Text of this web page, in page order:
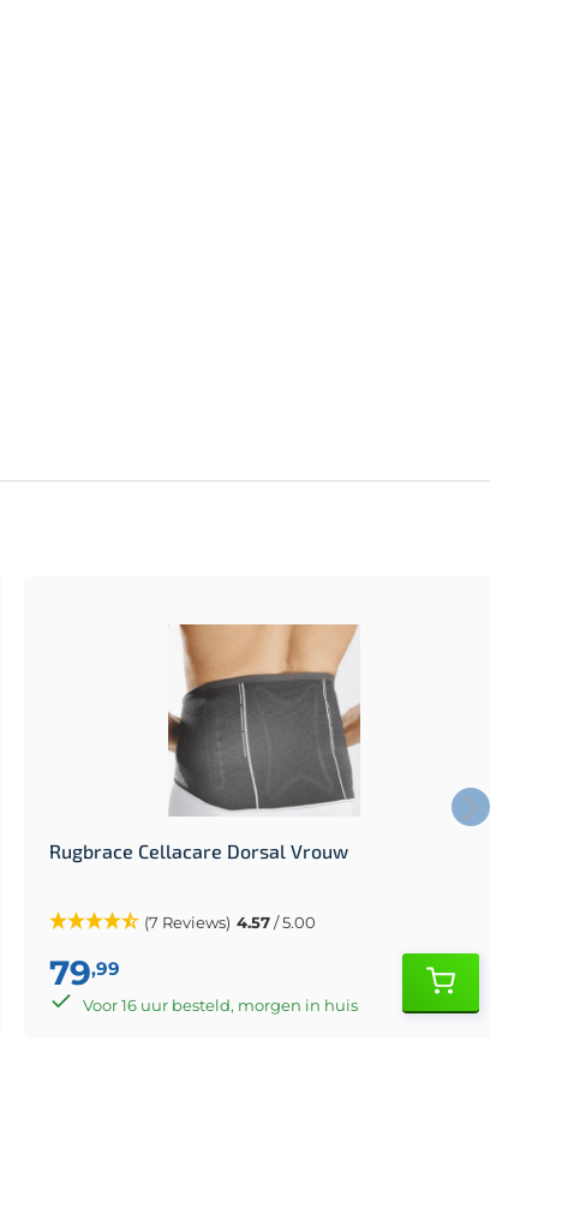
Rugbrace Cellacare Dorsal Vrouw
(7 Reviews) 4.57/ 5.00
79,99
Voor 16 uur besteld, morgen in huis